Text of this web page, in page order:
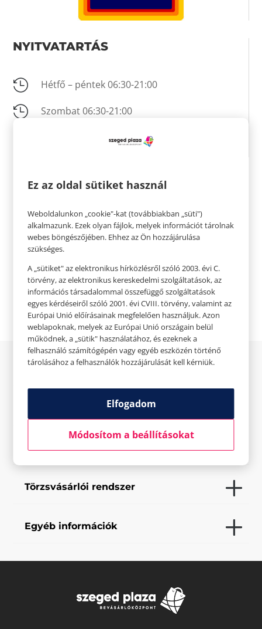
NYITVATARTÁS
 Hétfő – péntek 06:30-21:00
 Szombat 06:30-21:00
Vasárnap 07:00-19:00
KAPCSOLAT
Nincs megadva
 Nincs megadva
 Weboldal
Az üzletről
Elfogadott fizetési eszközök
Saját szolgáltatások
Törzsvásárlói rendszer
Egyéb információk
Ez az oldal sütiket használ
Weboldalunkon „cookie"-kat (továbbiakban „süti")
alkalmazunk. Ezek olyan fájlok, melyek információt tárolnak
webes böngészőjében. Ehhez az Ön hozzájárulása
szükséges.
A „sütiket" az elektronikus hírközlésről szóló 2003. évi C.
törvény, az elektronikus kereskedelmi szolgáltatások, az
információs társadalommal összefüggő szolgáltatások
egyes kérdéseiről szóló 2001. évi CVIII. törvény, valamint az
Európai Unió előírásainak megfelelően használjuk. Azon
weblapoknak, melyek az Európai Unió országain belül
működnek, a „sütik" használatához, és ezeknek a
felhasználó számítógépén vagy egyéb eszközén történő
tárolásához a felhasználók hozzájárulását kell kérniük.
Elfogadom
Módosítom a beállításokat